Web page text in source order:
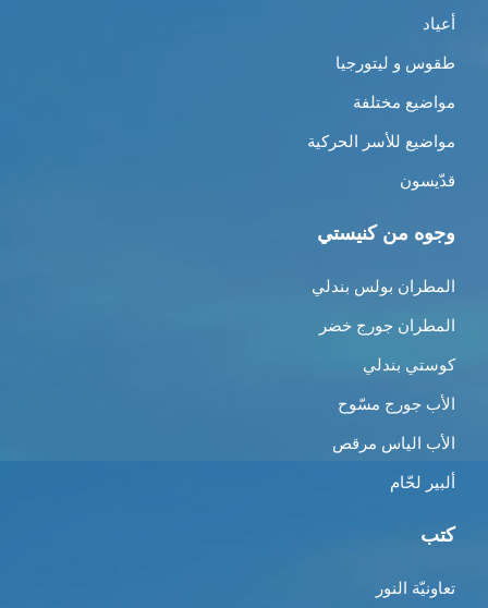
أعياد
طقوس و ليتورجيا
مواضيع مختلفة
مواضيع للأسر الحركية
قدّيسون
وجوه من كنيستي
المطران بولس بندلي
المطران جورج خضر
كوستي بندلي
الأب جورج مسّوح
الأب الياس مرقص
ألبير لحّام
كتب
تعاونيّة النور